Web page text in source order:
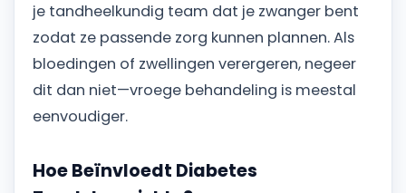
je tandheelkundig team dat je zwanger bent
zodat ze passende zorg kunnen plannen. Als
bloedingen of zwellingen verergeren, negeer
dit dan niet—vroege behandeling is meestal
eenvoudiger.
Hoe Beïnvloedt Diabetes